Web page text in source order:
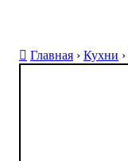
Главная › Кухни ›